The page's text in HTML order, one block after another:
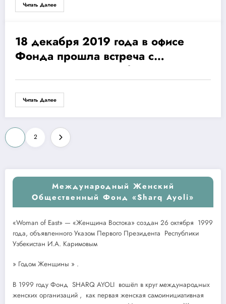
Читать Далее
18.12.2019
18 декабря 2019 года в офисе
Фонда прошла встреча с
производителем мебели по
программе «Создание
дополнительных женских рабочих
мест «
Читать Далее
Пагинация
записей
2
Международный Женский
Общественный Фонд «Sharq Ayoli»
«Woman of East» — «Женщина Востока» создан 26 октября 1999
года, объявленного Указом Первого Президента Республики
Узбекистан И.А. Каримовым
» Годом Женщины » .
В 1999 году Фонд SHARQ AYOLI вошёл в круг международных
женских организаций , как первая женская самоинициативная